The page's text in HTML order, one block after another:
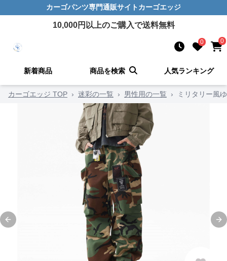
カーゴパンツ専門通販サイト カーゴエッジ
10,000円以上のご購入で送料無料
0 0
新着商品 商品を検索 人気ランキング
カーゴエッジ TOP › 迷彩の一覧 › 男性用の一覧 › ミリタリー風
Previous slide